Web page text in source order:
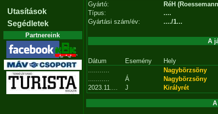
Utasítások
Segédletek
Partnereink
Gyártó:
RéH
Típus:
....
Gyártási szám/év:
..../1...
A
Dátum Esemény
Hely
...........
Nagybörzsöny
...........
Á
Nagybörzsöny
2023.11....
J Királyrét